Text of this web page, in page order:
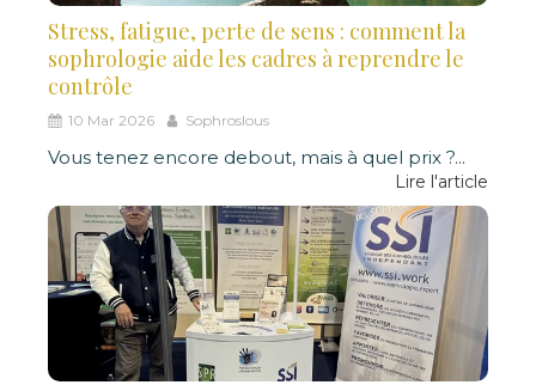
Stress, fatigue, perte de sens : comment la
sophrologie aide les cadres à reprendre le
contrôle
10 Mar 2026 Sophroslous
Vous tenez encore debout, mais à quel prix ?...
Lire l'article